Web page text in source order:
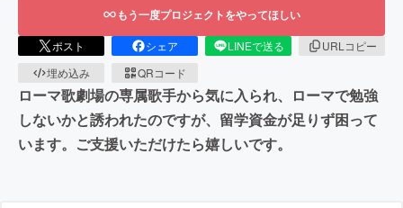
もう一度プロジェクトをやってほしい
ポスト シェア LINEで送る
URLコピー
埋め込み
QRコード
ローマ歌劇場の専属歌手から気に入られ、ローマで勉強
しないかと誘われたのですが、留学資金が足りず困って
います。ご支援いただけたら嬉しいです。